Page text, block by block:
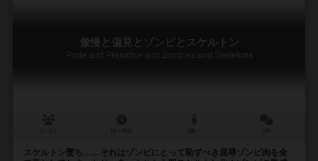
傲慢と偏見とゾンビとスケルトン
Pride and Prejudice and Zombies and Skeletons
スケルトン墜ち……それはゾンビにとって恥ずべき屈辱ゾンビ肉を全